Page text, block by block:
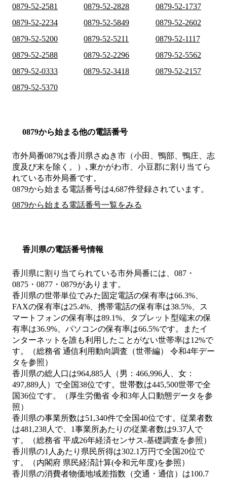
0879-52-2581
0879-52-2828
0879-52-1737
0879-52-2234
0879-52-5849
0879-52-2602
0879-52-5200
0879-52-5211
0879-52-1117
0879-52-2588
0879-52-2296
0879-52-5562
0879-52-0333
0879-52-3418
0879-52-2157
0879-52-5370
0879から始まる他の電話番号
市外局番0879は香川県さぬき市（小田、鴨部、鴨庄、志
度及び末を除く。）､東かがわ市、小豆郡に割り当てら
れている市外局番です。
0879から始まる電話番号は4,687件登録されています。
0879から始まる電話番号一覧をみる
香川県の電話番号情報
香川県に割り当てられている市外局番には、087・
0875・0877・0879があります。
香川県の世帯単位でみた固定電話の保有率は66.3%、
FAXの保有率は25.4%、携帯電話の保有率は38.5%、ス
マートフォンの保有率は89.1%、タブレット型端末の保
有率は36.9%、パソコンの保有率は66.5%です。またイ
ンターネットを誰も利用したことがない世帯率は12%で
す。（総務省 通信利用動向調査（世帯編） 令和4年デー
タを参照）
香川県の総人口は964,885人（男：466,996人、女：
497,889人）で全国38位です。世帯数は445,500世帯で全
国36位です。（厚生労働省 令和3年人口動態データを参
照）
香川県の事業所数は51,340件で全国40位です。従業者数
は481,238人で、1事業所あたりの従業者数は9.37人で
す。（総務省 平成26年経済センサス‐基礎調査を参照）
香川県の1人あたり県民所得は302.1万円で全国20位で
す。（内閣府 県民経済計算(令和元年度)を参照）
香川県の消費者物価地域差指数（交通・通信）は100.7